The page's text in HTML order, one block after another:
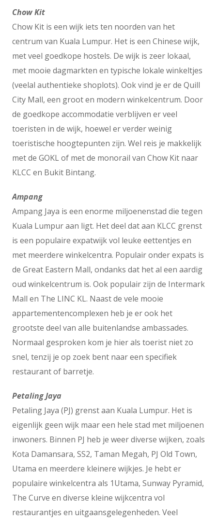
Chow Kit
Chow Kit is een wijk iets ten noorden van het
centrum van Kuala Lumpur. Het is een Chinese wijk,
met veel goedkope hostels. De wijk is zeer lokaal,
met mooie dagmarkten en typische lokale winkeltjes
(veelal authentieke shoplots). Ook vind je er de Quill
City Mall, een groot en modern winkelcentrum. Door
de goedkope accommodatie verblijven er veel
toeristen in de wijk, hoewel er verder weinig
toeristische hoogtepunten zijn. Wel reis je makkelijk
met de GOKL of met de monorail van Chow Kit naar
KLCC en Bukit Bintang.
Ampang
Ampang Jaya is een enorme miljoenenstad die tegen
Kuala Lumpur aan ligt. Het deel dat aan KLCC grenst
is een populaire expatwijk vol leuke eettentjes en
met meerdere winkelcentra. Populair onder expats is
de Great Eastern Mall, ondanks dat het al een aardig
oud winkelcentrum is. Ook populair zijn de Intermark
Mall en The LINC KL. Naast de vele mooie
appartementencomplexen heb je er ook het
grootste deel van alle buitenlandse ambassades.
Normaal gesproken kom je hier als toerist niet zo
snel, tenzij je op zoek bent naar een specifiek
restaurant of barretje.
Petaling Jaya
Petaling Jaya (PJ) grenst aan Kuala Lumpur. Het is
eigenlijk geen wijk maar een hele stad met miljoenen
inwoners. Binnen PJ heb je weer diverse wijken, zoals
Kota Damansara, SS2, Taman Megah, PJ Old Town,
Utama en meerdere kleinere wijkjes. Je hebt er
populaire winkelcentra als 1Utama, Sunway Pyramid,
The Curve en diverse kleine wijkcentra vol
restaurantjes en uitgaansgelegenheden. Veel